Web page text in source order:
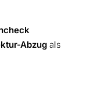
Abzugals